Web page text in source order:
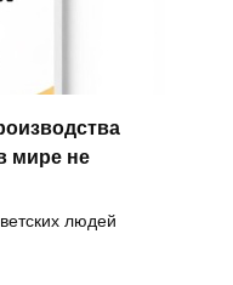
мире не
людей